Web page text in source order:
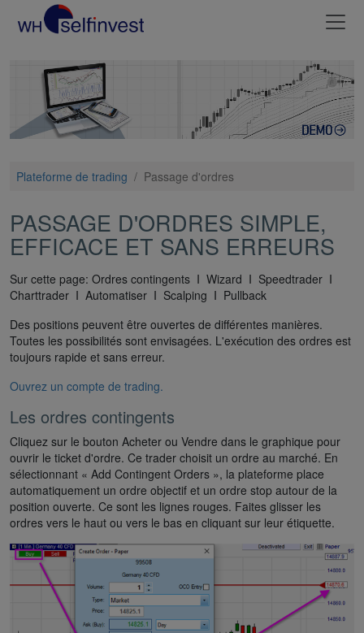
Plateforme de trading / Passage d'ordres
PASSAGE D'ORDRES SIMPLE,
EFFICACE ET SANS ERREURS
Sur cette page: Ordres contingents I Wizard I Speedtrader I
Charttrader I Automatiser I Scalping I Pullback
Des positions peuvent être ouvertes de différentes manières.
Toutes les possibilités sont envisagées. L'exécution des ordres est
toujours rapide et sans erreur.
Ouvrez un compte de trading.
Les ordres contingents
Cliquez sur le bouton Acheter ou Vendre dans le graphique pour
ouvrir le ticket d'ordre. Ce trader choisit un ordre au marché. En
sélectionnant « Add Contingent Orders », la plateforme place
automatiquement un ordre objectif et un ordre stop autour de la
position ouverte. Ce sont les lignes rouges. Faites glisser les
ordres vers le haut ou vers le bas en cliquant sur leur étiquette.